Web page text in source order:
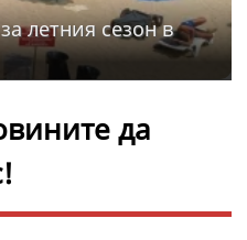
летния сезон в
да